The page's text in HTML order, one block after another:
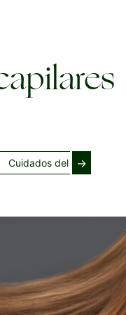
Cuidados del cabello
→